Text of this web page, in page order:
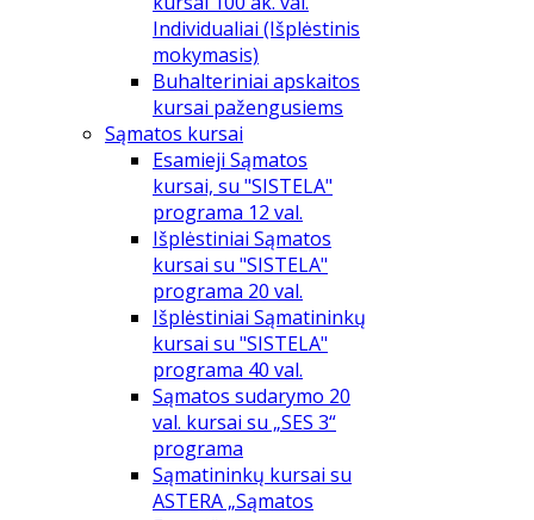
Individualiai (Išplėstinis
mokymasis)
Buhalteriniai apskaitos
kursai pažengusiems
Sąmatos kursai
Esamieji Sąmatos
kursai, su "SISTELA"
programa 12 val.
Išplėstiniai Sąmatos
kursai su "SISTELA"
programa 20 val.
Išplėstiniai Sąmatininkų
kursai su "SISTELA"
programa 40 val.
Sąmatos sudarymo 20
val. kursai su „SES 3“
programa
Sąmatininkų kursai su
ASTERA „Sąmatos